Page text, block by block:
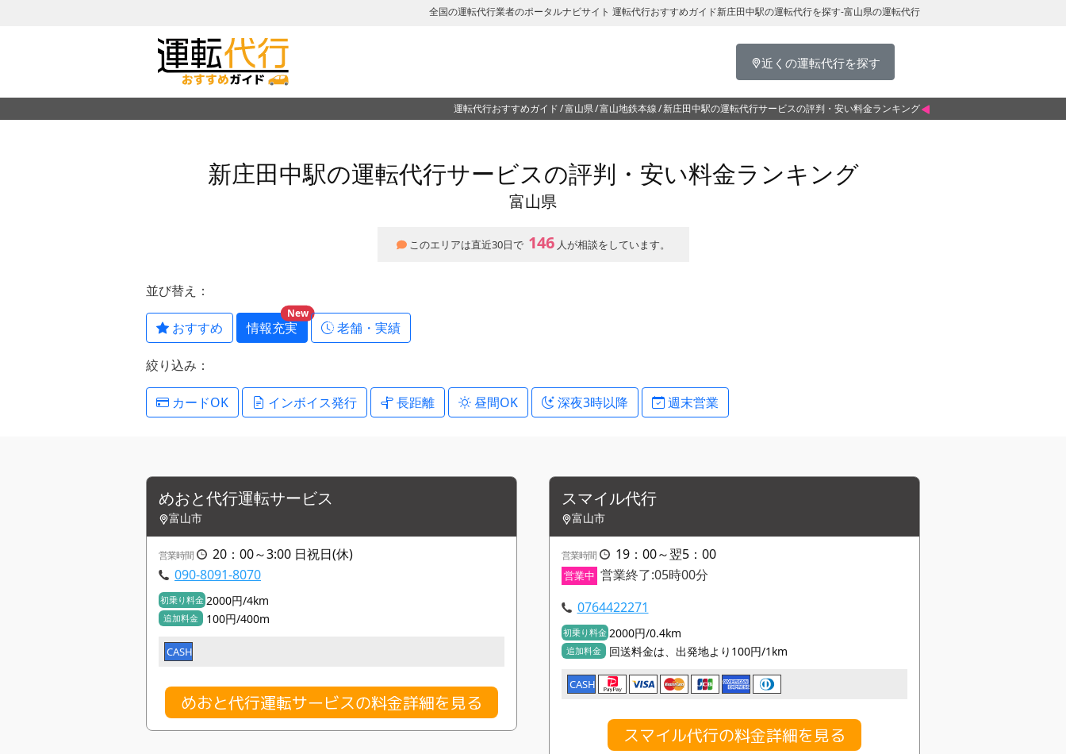
全国の運転代行業者のポータルナビサイト 運転代行おすすめガイド新庄田中駅の運転代行を探す-富山県の運転代行
近くの運転代行を探す
運転代行おすすめガイド 富山県 富山地鉄本線 新庄田中駅の運転代行サービスの評判・安い料金ランキング
新庄田中駅の運転代行サービスの評判・安い料金ランキング
富山県
このエリアは直近30日で 146 人が相談をしています。
並び替え：
おすすめ 情報充実
New
老舗・実績
絞り込み：
カードOK インボイス発行 長距離 昼間OK 深夜3時以降 週末営業
めおと代行運転サービス
富山市
営業時間
20：00～3:00 日祝日(休)
090-8091-8070
初乗り料金 2000円/4km
追加料金 100円/400m
CASH
めおと代行運転サービスの料金詳細を見る
スマイル代行
富山市
営業時間 19：00～翌5：00
営業中 営業終了:05時00分
0764422271
初乗り料金 2000円/0.4km
追加料金 回送料金は、出発地より100円/1km
CASH
スマイル代行の料金詳細を見る